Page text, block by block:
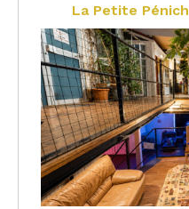
La Petite